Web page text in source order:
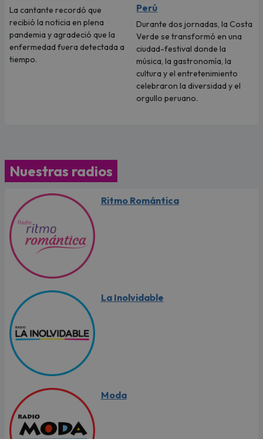
La cantante recordó que
recibió la noticia en plena
pandemia y agradeció que la
enfermedad fuera detectada a
tiempo.
Perú
Durante dos jornadas, la Costa
Verde se transformó en una
ciudad-festival donde la
música, la gastronomía, la
cultura y el entretenimiento
celebraron la diversidad y el
orgullo peruano.
Nuestras radios
Ritmo Romántica
La Inolvidable
Moda